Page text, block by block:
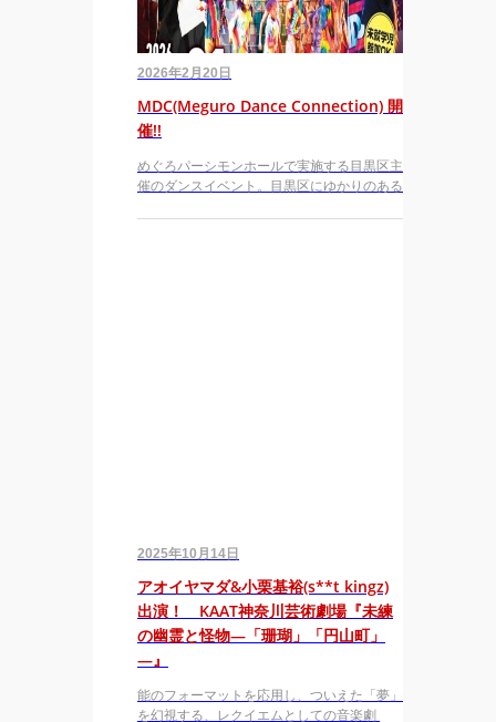
2026年2月20日
MDC(Meguro Dance Connection) 開
催!!
めぐろパーシモンホールで実施する目黒区主
催のダンスイベント。目黒区にゆかりのある
2025年10月14日
アオイヤマダ&小栗基裕(s**t kingz)
出演！ KAAT神奈川芸術劇場『未練
の幽霊と怪物―「珊瑚」「円山町」
―』
能のフォーマットを応用し、ついえた「夢」
を幻視する、レクイエムとしての音楽劇